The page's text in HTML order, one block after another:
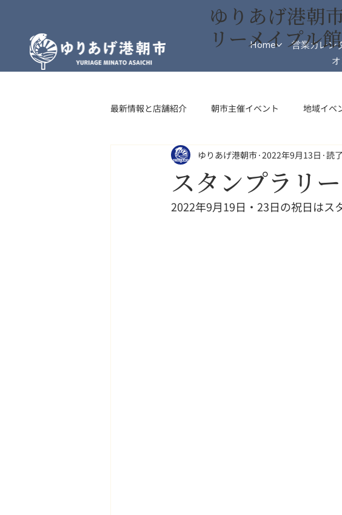
Home 営業カレン
ゆりあげ港朝
リーメイプル館
最新情報と店舗紹介 朝市主催イベント 地域イベ
インフォメーション フード・加工 メイプ
スタンプラリ
ゆりあげ港朝市 2022年9月13日 読
2022年9月19日・23日の祝日はス